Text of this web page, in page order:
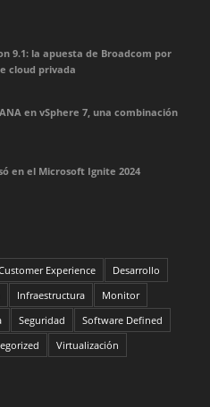
9.1: la apuesta de Broadcom por
cloud privada
en vSphere 7, una combinación
en el Microsoft Ignite 2024
Experience
Desarrollo
Infraestructura
Monitor
Seguridad
Software Defined
Virtualización